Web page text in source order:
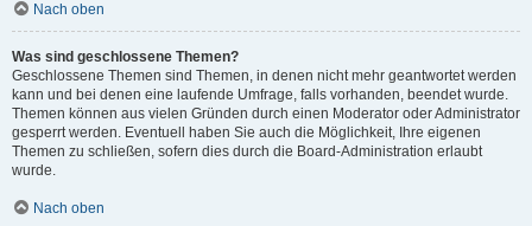
Nach oben
Was sind geschlossene Themen?
Geschlossene Themen sind Themen, in denen nicht mehr geantwortet werden
kann und bei denen eine laufende Umfrage, falls vorhanden, beendet wurde.
Themen können aus vielen Gründen durch einen Moderator oder Administrator
gesperrt werden. Eventuell haben Sie auch die Möglichkeit, Ihre eigenen
Themen zu schließen, sofern dies durch die Board-Administration erlaubt
wurde.
Nach oben